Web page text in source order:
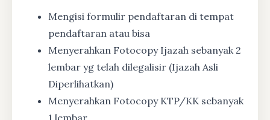
Mengisi formulir pendaftaran di tempat
pendaftaran atau bisa
Menyerahkan Fotocopy Ijazah sebanyak 2
lembar yg telah dilegalisir (Ijazah Asli
Diperlihatkan)
Menyerahkan Fotocopy KTP/KK sebanyak